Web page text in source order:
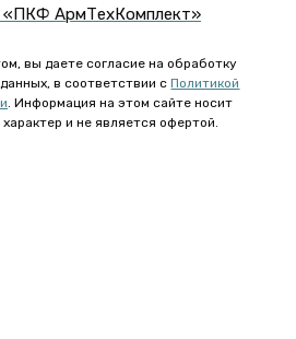
АрмТехКомплект»
вы даете согласие на обработку
в соответствии сПолитикой
. Информация на этом сайте носит
и не является офертой.